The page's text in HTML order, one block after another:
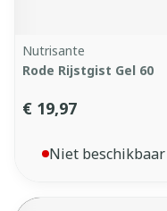
Nutrisante
Rode Rijstgist Gel 60
€ 19,97
Niet beschikbaar